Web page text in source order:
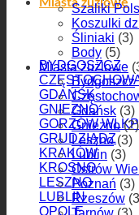
BYDGOSZCZ
GDAŃSK
GNIEZNO
GORZÓW WLKP
GRUDZIĄDZ
KRAKÓW
KROSNO
LESZNO
LUBLIN
OPOLE
Szaliki
Koszulki
Śliniaki (3)
Body (5)
Miasta żużlowe
Bydgoszcz
Gdańsk (3)
Gniezno (2)
Leszno (3)
Lublin (3)
Ostrów
Poznań (3)
Rzeszów